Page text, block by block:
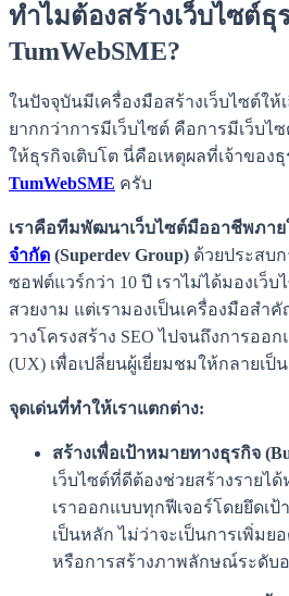
ทำไมต้องสร้างเว็บไซต์ธุ
TumWebSME?
ในปัจจุบันมีเครื่องมือสร้างเว็บไซต์ใ
ยากกว่าการมีเว็บไซต์ คือการมีเว็บไ
ให้ธุรกิจเติบโต นี่คือเหตุผลที่เจ้าของ
TumWebSME ครับ
เราคือทีมพัฒนาเว็บไซต์มืออาชีพภาย
จำกัด (Superdev Group) ด้วยประสบ
ซอฟต์แวร์กว่า 10 ปี เราไม่ได้มองเว็
สวยงาม แต่เรามองเป็นเครื่องมือสำ
วางโครงสร้าง SEO ไปจนถึงการออ
(UX) เพื่อเปลี่ยนผู้เยี่ยมชมให้กลายเป็
จุดเด่นที่ทำให้เราแตกต่าง:
สร้างเพื่อเป้าหมายทางธุรกิจ
เว็บไซต์ที่ดีต้องช่วยสร้างรายไ
เราออกแบบทุกฟีเจอร์โดยยึดเ
เป็นหลัก ไม่ว่าจะเป็นการเพิ่มย
หรือการสร้างภาพลักษณ์ระดับ